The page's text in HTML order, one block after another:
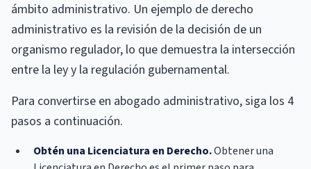
ámbito administrativo. Un ejemplo de derecho
administrativo es la revisión de la decisión de un
organismo regulador, lo que demuestra la intersección
entre la ley y la regulación gubernamental.
Para convertirse en abogado administrativo, siga los 4
pasos a continuación.
Obtén una Licenciatura en Derecho.Obtener una